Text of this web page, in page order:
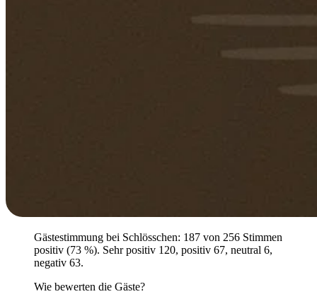
Gästestimmung bei Schlösschen: 187 von 256 Stimmen
positiv (73 %). Sehr positiv 120, positiv 67, neutral 6,
negativ 63.
Wie bewerten die Gäste?